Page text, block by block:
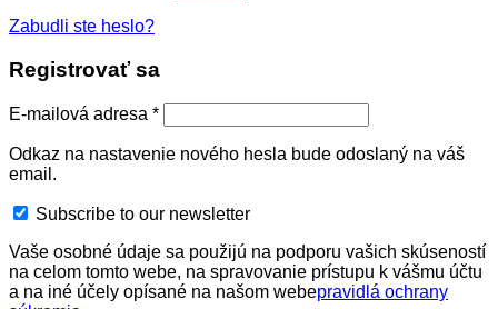
Zabudli ste heslo?
Registrovať sa
E-mailová adresa *
Odkaz na nastavenie nového hesla bude odoslaný na váš
email.
Subscribe to our newsletter
Vaše osobné údaje sa použijú na podporu vašich skúseností
na celom tomto webe, na spravovanie prístupu k vášmu účtu
a na iné účely opísané na našom webepravidlá ochrany